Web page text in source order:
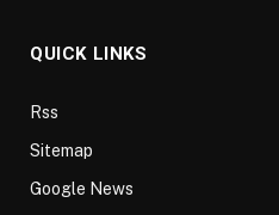
QUICK LINKS
Rss
Sitemap
Google News